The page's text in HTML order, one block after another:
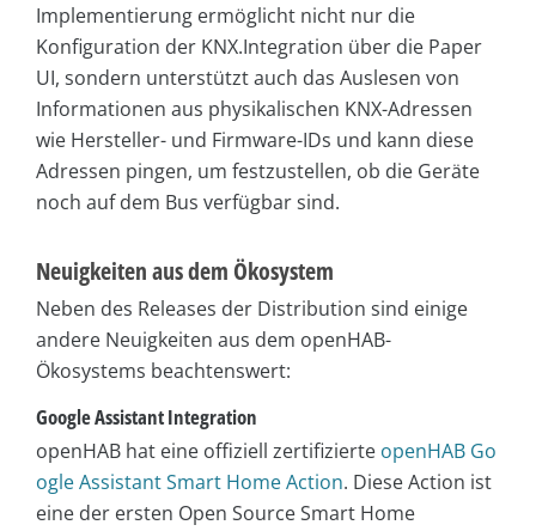
Implementierung ermöglicht nicht nur die
Konfiguration der KNX.Integration über die Paper
UI, sondern unterstützt auch das Auslesen von
Informationen aus physikalischen KNX-Adressen
wie Hersteller- und Firmware-IDs und kann diese
Adressen pingen, um festzustellen, ob die Geräte
noch auf dem Bus verfügbar sind.
Neuigkeiten aus dem Ökosystem
Neben des Releases der Distribution sind einige
andere Neuigkeiten aus dem openHAB-
Ökosystems beachtenswert:
Google Assistant Integration
openHAB hat eine offiziell zertifizierte openHAB Go
ogle Assistant Smart Home Action. Diese Action ist
eine der ersten Open Source Smart Home